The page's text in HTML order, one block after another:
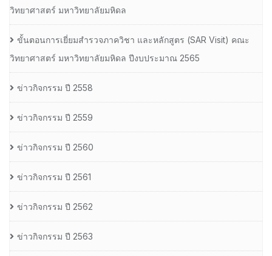
วิทยาศาสตร์ มหาวิทยาลัยมหิดล
ขั้นตอนการเยี่ยมสำรวจภาควิชา และหลักสูตร (SAR Visit) คณะ
วิทยาศาสตร์ มหาวิทยาลัยมหิดล ปีงบประมาณ 2565
ข่าวกิจกรรม ปี 2558
ข่าวกิจกรรม ปี 2559
ข่าวกิจกรรม ปี 2560
ข่าวกิจกรรม ปี 2561
ข่าวกิจกรรม ปี 2562
ข่าวกิจกรรม ปี 2563